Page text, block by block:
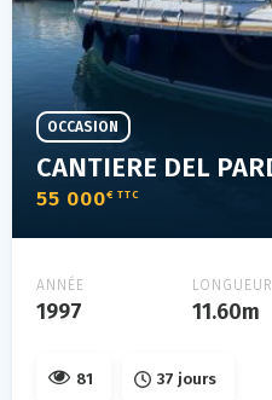
55 000€ TTC
OCCASION
ANNÉE
1997
LONGUEUR
11.60m
81 37 jours